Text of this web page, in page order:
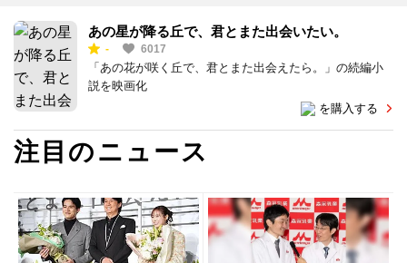
あの星が降る丘で、君とまた出会いたい。
- 6017
「あの花が咲く丘で、君とまた出会えたら。」の続編小
説を映画化
を購入する
注目のニュース